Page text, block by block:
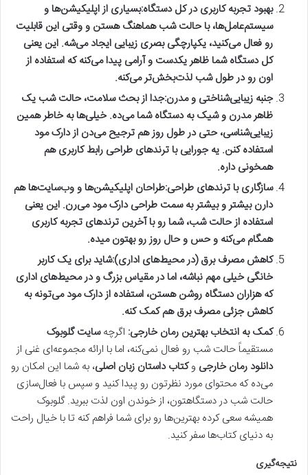
بهبود تجربه کاربری در کل دستگاه:بسیاری از اپلیکیشن‌ها و
سیستم‌عامل‌ها، با حالت شب هماهنگ هستن و وقتی این قابلیت
رو فعال می‌کنید، یکپارچگی بصری زیبایی ایجاد می‌شه. این یعنی
کل دستگاه شما ظاهر یکدست و آرامی پیدا می‌کنه که استفاده از
اون رو در طول شب لذت‌بخش‌تر می‌کنه.
جنبه زیبایی‌شناختی و مدرن:جدا از بحث سلامت، حالت شب یک
ظاهر مدرن و شیک به دستگاه شما می‌ده. خیلی‌ها به خاطر همین
زیبایی‌شناسی، حتی در طول روز هم ترجیح می‌دن از دارک مود
استفاده کنن. یه جورایی با ترندهای طراحی رابط کاربری هم
همخونی داره.
سازگاری با ترندهای طراحی:طراحان اپلیکیشن‌ها و وب‌سایت‌ها هم
دارن بیشتر و بیشتر به سمت طراحی دارک مود می‌رن. این یعنی
استفاده از حالت شب، شما رو با آخرین ترندهای تجربه کاربری
همگام می‌کنه و حس و حال روز رو بهتون میده.
کاهش مصرف برق (در محیط‌های اداری):شاید برای یک کاربر
خانگی خیلی مهم نباشه، اما در مقیاس بزرگ و در محیط‌های اداری
که هزاران دستگاه روشن هستن، استفاده از دارک مود می‌تونه به
کاهش جزئی مصرف برق هم کمک کنه.
کمک به انتخاب بهترین رمان خارجی: اگرچهسایت گلوبوک
مستقیماً حالت شب رو فعال نمی‌کنه، اما با ارائه مجموعه‌ای غنی از
دانلود رمان خارجی وکتاب داستان زبان اصلی، به شما این امکان رو
می‌ده که محتوای مورد نظرتون رو پیدا کنید و سپس با فعال‌سازی
حالت شب در دستگاهتون، از خوندن اون لذت ببرید. گلوبوک
همیشه سعی کرده بهترین‌ها رو برای شما فراهم کنه تا با خیال راحت
به دنیای کتاب‌ها سفر کنید.
نتیجه‌گیری